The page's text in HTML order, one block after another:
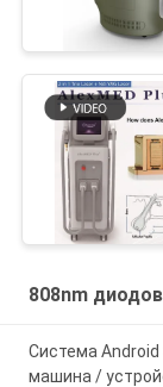
808nm
Система
машина /